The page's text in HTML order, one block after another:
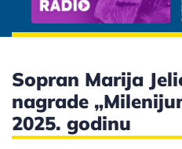
Sopran Marija
nagrade
2025. godinu